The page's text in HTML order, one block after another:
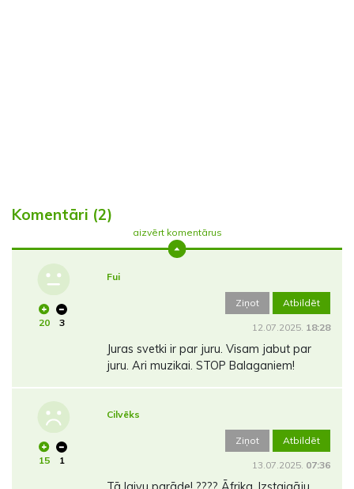
Komentāri (2)
aizvērt komentārus
20 3
Fui
Ziņot Atbildēt
12.07.2025. 18:28
Juras svetki ir par juru. Visam jabut par
juru. Ari muzikai. STOP Balaganiem!
15 1
Cilvēks
Ziņot Atbildēt
13.07.2025. 07:36